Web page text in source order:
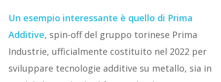
Un esempio interessante è quello di Prima
Additive, spin-off del gruppo torinese Prima
Industrie, ufficialmente costituito nel 2022 per
sviluppare tecnologie additive su metallo, sia in